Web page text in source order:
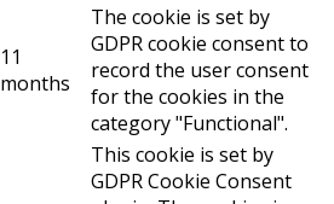
11
months
The cookie is set by
GDPR cookie consent to
record the user consent
for the cookies in the
category "Functional".
This cookie is set by
GDPR Cookie Consent